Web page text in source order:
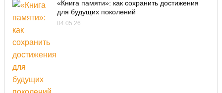
«Книга памяти»: как сохранить достижения
для будущих поколений
04.05.26